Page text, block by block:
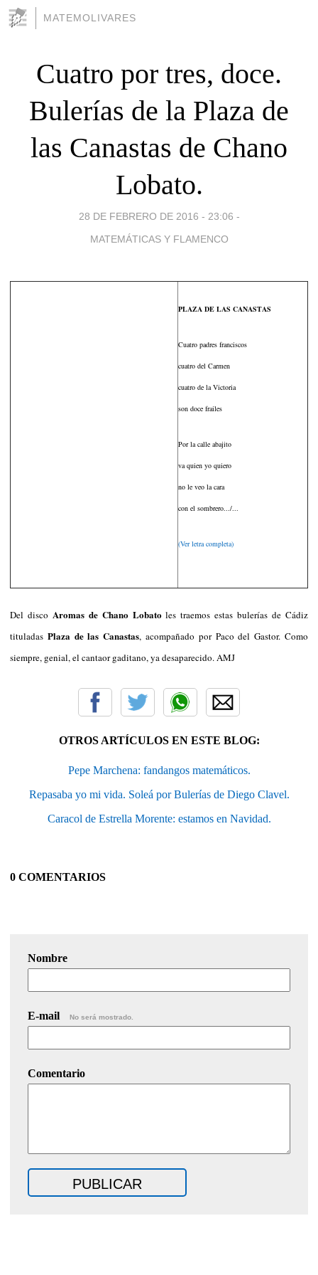
MATEMOLIVARES
Cuatro por tres, doce.
Bulerías de la Plaza de
las Canastas de Chano
Lobato.
28 DE FEBRERO DE 2016 - 23:06 -
MATEMÁTICAS Y FLAMENCO
PLAZA DE LAS CANASTAS
Cuatro padres franciscos
cuatro del Carmen
cuatro de la Victoria
son doce frailes
Por la calle abajito
va quien yo quiero
no le veo la cara
con el sombrero .../...
(Ver letra completa)
Del disco Aromas de Chano Lobatoles traemos estas bulerías de Cádiz
tituladas Plaza de las Canastas, acompañado por Paco del Gastor. Como
siempre, genial, el cantaor gaditano, ya desaparecido. AMJ
OTROS ARTÍCULOS EN ESTE BLOG:
Pepe Marchena: fandangos matemáticos.
Repasaba yo mi vida. Soleá por Bulerías de Diego Clavel.
Caracol de Estrella Morente: estamos en Navidad.
0 COMENTARIOS
Nombre
E-mail No será mostrado.
Comentario